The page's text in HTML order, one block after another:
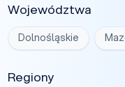
Województwa
Dolnośląskie
Regiony